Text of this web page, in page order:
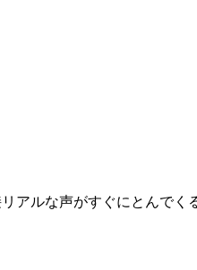
アルな声がすぐにとんでく